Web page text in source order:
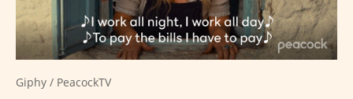
Giphy / PeacockTV